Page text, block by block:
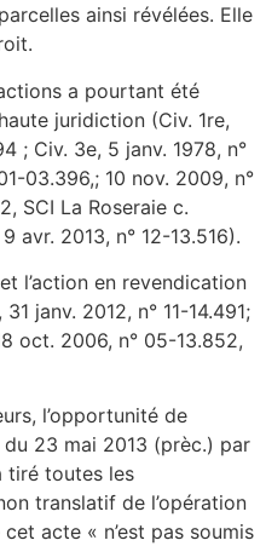
ainsi révélées. Elle
a pourtant été
juridiction (Civ. 1re,
; Civ. 3e, 5 janv. 1978, n°
03.396,; 10 nov. 2009, n°
SCI La Roseraie c.
avr. 2013, n° 12-13.516).
l’action en revendication
janv. 2012, n° 11-14.491;
oct. 2006, n° 05-13.852,
l’opportunité de
23 mai 2013 (prèc.) par
tiré toutes les
translatif de l’opération
acte « n’est pas soumis